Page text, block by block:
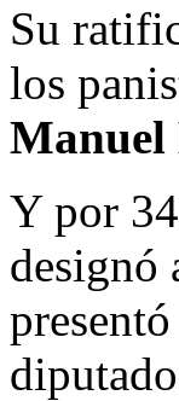
Su
los
Manuel
Y por
designó